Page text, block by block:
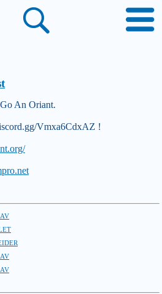
An Oriant.
Vmxa6CdxAZ !